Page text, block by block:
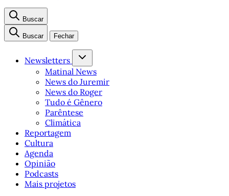
Buscar
Buscar Fechar
Newsletters
Matinal News
News do Juremir
News do Roger
Tudo é Gênero
Parêntese
Climática
Reportagem
Cultura
Agenda
Opinião
Podcasts
Mais projetos